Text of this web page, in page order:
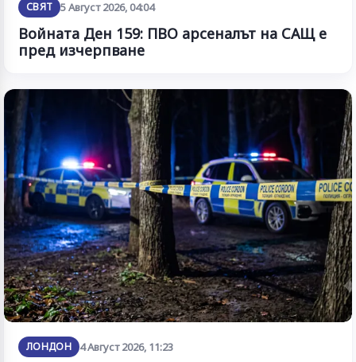
СВЯТ 5 Август 2026, 04:04
Войната Ден 159: ПВО арсеналът на САЩ е
пред изчерпване
ЛОНДОН 4 Август 2026, 11:23